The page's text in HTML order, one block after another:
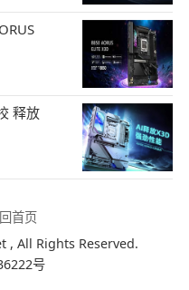
释放
首页
, All Rights Reserved.
号